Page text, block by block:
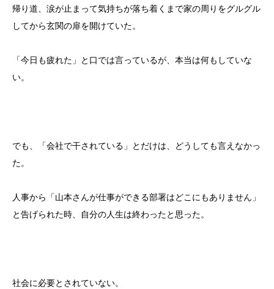
帰り道、涙が止まって気持ちが落ち着くまで家の周りをグルグル
してから玄関の扉を開けていた。
「今日も疲れた」と口では言っているが、本当は何もしていな
い。
でも、「会社で干されている」とだけは、どうしても言えなかっ
た。
人事から「山本さんが仕事ができる部署はどこにもありません」
と告げられた時、自分の人生は終わったと思った。
社会に必要とされていない。